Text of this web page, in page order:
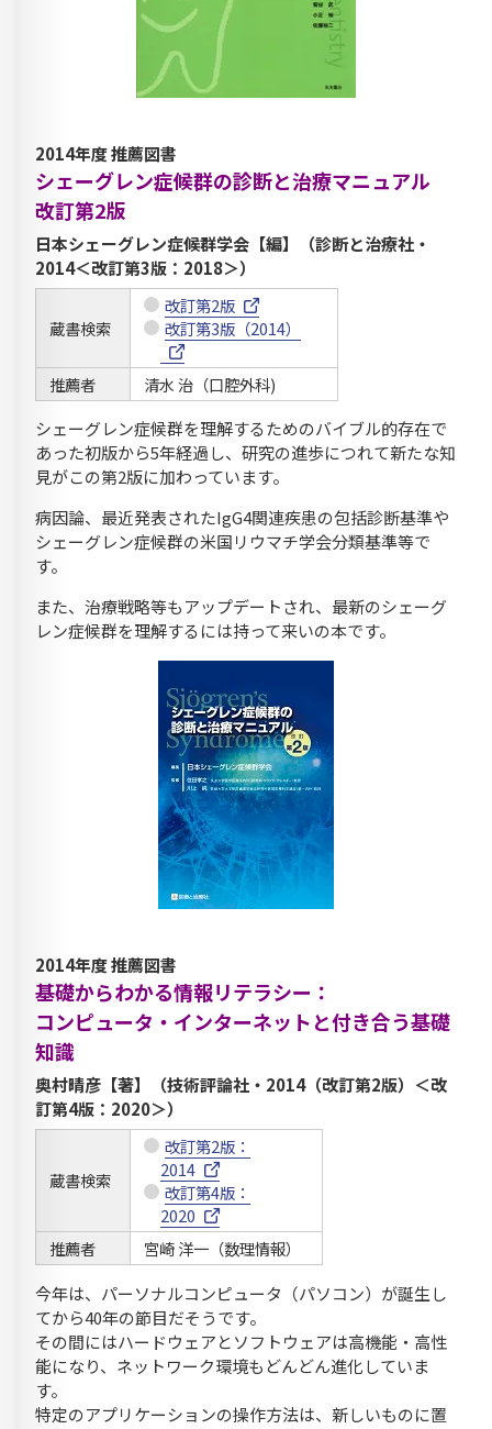
2014年度 推薦図書
シェーグレン症候群の診断と治療マニュアル
改訂第2版
日本シェーグレン症候群学会【編】（診断と治療社・
2014＜改訂第3版：2018＞）
蔵書検索
改訂第2版
改訂第3版（2014）
推薦者
清水 治（口腔外科)
シェーグレン症候群を理解するためのバイブル的存在で
あった初版から5年経過し、研究の進歩につれて新たな知
見がこの第2版に加わっています。
病因論、最近発表されたIgG4関連疾患の包括診断基準や
シェーグレン症候群の米国リウマチ学会分類基準等で
す。
また、治療戦略等もアップデートされ、最新のシェーグ
レン症候群を理解するには持って来いの本です。
2014年度 推薦図書
基礎からわかる情報リテラシー：
コンピュータ・インターネットと付き合う基礎
知識
奥村晴彦【著】（技術評論社・2014（改訂第2版）＜改
訂第4版：2020＞）
蔵書検索
改訂第2版：
2014
改訂第4版：
2020
推薦者
宮崎 洋一（数理情報）
今年は、パーソナルコンピュータ（パソコン）が誕生し
てから40年の節目だそうです。
その間にはハードウェアとソフトウェアは高機能・高性
能になり、ネットワーク環境もどんどん進化していま
す。
特定のアプリケーションの操作方法は、新しいものに置